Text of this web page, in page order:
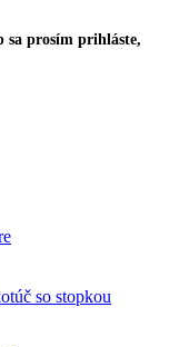
sa prosím prihláste,
so stopkou